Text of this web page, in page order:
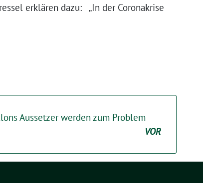
erklären dazu: „In der Coronakrise
Aussetzer werden zum Problem
VOR